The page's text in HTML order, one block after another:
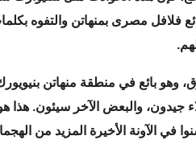
فلافل مصرى بمنهاتن والتفوه
.
وهو بائع في منطقة منهاتن
جيدون، والبعض الآخر سيئون. هذا
في الآونة الأخيرة المزيد من